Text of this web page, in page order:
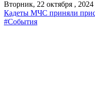
Вторник, 22 октября , 2024
Кадеты МЧС приняли
#События